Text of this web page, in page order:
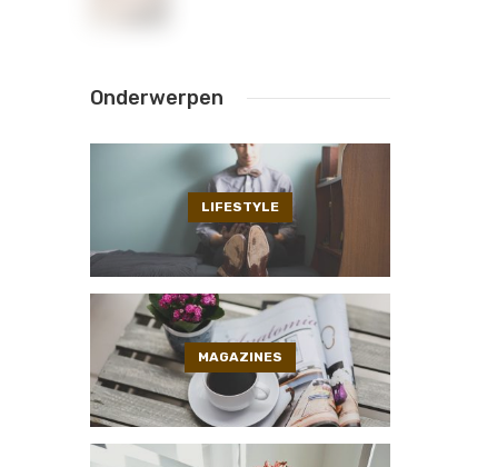
Onderwerpen
LIFESTYLE
MAGAZINES